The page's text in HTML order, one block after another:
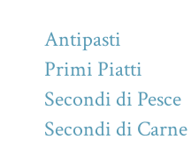
Antipasti
Primi Piatti
Secondi di Pesce
Secondi di Carne